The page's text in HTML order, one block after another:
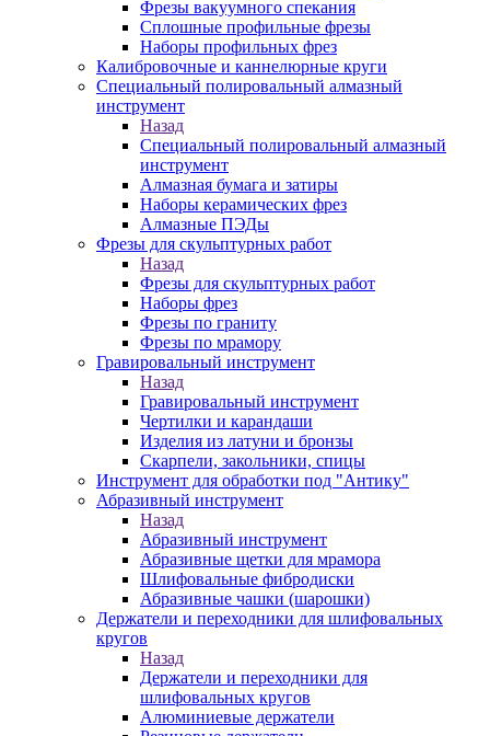
Фрезы вакуумного спекания
Сплошные профильные фрезы
Наборы профильных фрез
Калибровочные и каннелюрные круги
Специальный полировальный алмазный
инструмент
Назад
Специальный полировальный алмазный
инструмент
Алмазная бумага и затиры
Наборы керамических фрез
Алмазные ПЭДы
Фрезы для скульптурных работ
Назад
Фрезы для скульптурных работ
Наборы фрез
Фрезы по граниту
Фрезы по мрамору
Гравировальный инструмент
Назад
Гравировальный инструмент
Чертилки и карандаши
Изделия из латуни и бронзы
Скарпели, закольники, спицы
Инструмент для обработки под "Антику"
Абразивный инструмент
Назад
Абразивный инструмент
Абразивные щетки для мрамора
Шлифовальные фибродиски
Абразивные чашки (шарошки)
Держатели и переходники для шлифовальных
кругов
Назад
Держатели и переходники для
шлифовальных кругов
Алюминиевые держатели